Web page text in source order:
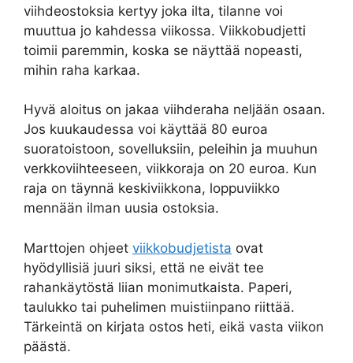
viihdeostoksia kertyy joka ilta, tilanne voi
muuttua jo kahdessa viikossa. Viikkobudjetti
toimii paremmin, koska se näyttää nopeasti,
mihin raha karkaa.
Hyvä aloitus on jakaa viihderaha neljään osaan.
Jos kuukaudessa voi käyttää 80 euroa
suoratoistoon, sovelluksiin, peleihin ja muuhun
verkkoviihteeseen, viikkoraja on 20 euroa. Kun
raja on täynnä keskiviikkona, loppuviikko
mennään ilman uusia ostoksia.
Marttojen ohjeet viikkobudjetista ovat
hyödyllisiä juuri siksi, että ne eivät tee
rahankäytöstä liian monimutkaista. Paperi,
taulukko tai puhelimen muistiinpano riittää.
Tärkeintä on kirjata ostos heti, eikä vasta viikon
päästä.